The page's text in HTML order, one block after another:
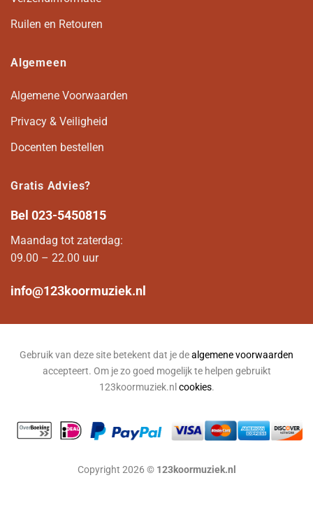
Ruilen en Retouren
Algemeen
Algemene Voorwaarden
Privacy & Veiligheid
Docenten bestellen
Gratis Advies?
Bel 023-5450815
Maandag tot zaterdag:
09.00 – 22.00 uur
info@123koormuziek.nl
Gebruik van deze site betekent dat je dealgemene voorwaarden
accepteert. Om je zo goed mogelijk te helpen gebruikt
123koormuziek.nl cookies.
Copyright 2026 © 123koormuziek.nl